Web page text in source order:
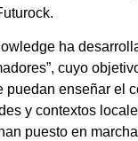
ha
cuyo
puedan enseñar el
y contextos
puesto en